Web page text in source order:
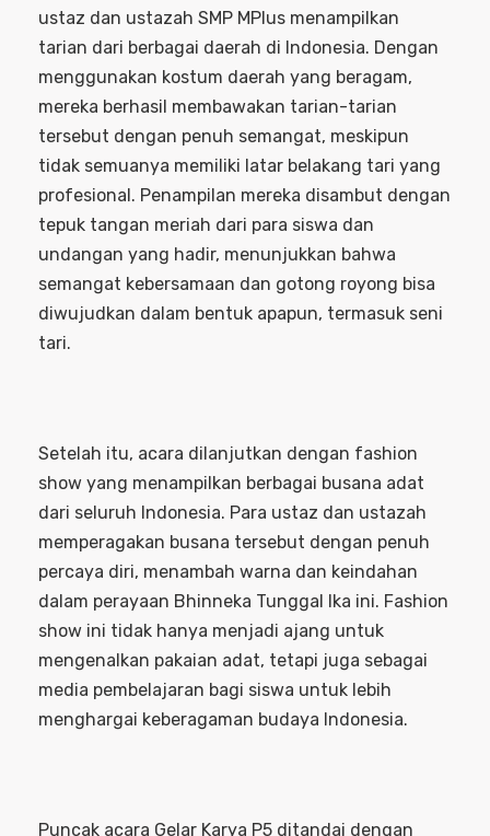
ustaz dan ustazah SMP MPlus menampilkan
tarian dari berbagai daerah di Indonesia. Dengan
menggunakan kostum daerah yang beragam,
mereka berhasil membawakan tarian-tarian
tersebut dengan penuh semangat, meskipun
tidak semuanya memiliki latar belakang tari yang
profesional. Penampilan mereka disambut dengan
tepuk tangan meriah dari para siswa dan
undangan yang hadir, menunjukkan bahwa
semangat kebersamaan dan gotong royong bisa
diwujudkan dalam bentuk apapun, termasuk seni
tari.
Setelah itu, acara dilanjutkan dengan fashion
show yang menampilkan berbagai busana adat
dari seluruh Indonesia. Para ustaz dan ustazah
memperagakan busana tersebut dengan penuh
percaya diri, menambah warna dan keindahan
dalam perayaan Bhinneka Tunggal Ika ini. Fashion
show ini tidak hanya menjadi ajang untuk
mengenalkan pakaian adat, tetapi juga sebagai
media pembelajaran bagi siswa untuk lebih
menghargai keberagaman budaya Indonesia.
Puncak acara Gelar Karya P5 ditandai dengan